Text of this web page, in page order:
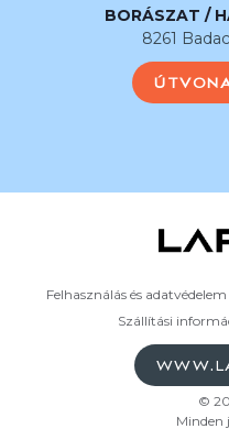
BORÁSZAT /
8261
Felhasználás és adatvédelem
Szállítási
©
Minden